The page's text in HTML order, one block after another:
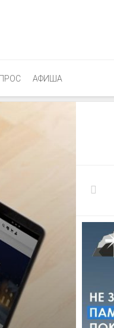
АФИША